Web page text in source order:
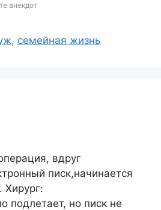
анекдот
, семейная жизнь
вдруг
писк,начинается
Хирург:
подлетает, но писк не